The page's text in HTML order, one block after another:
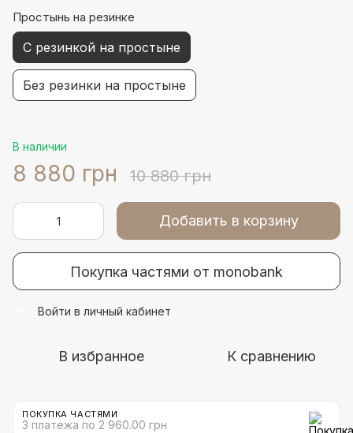
Простынь на резинке
С резинкой на простыне
Без резинки на простыне
В наличии
8 880 грн 10 880 грн
Добавить в корзину
Покупка частями от monobank
Войти в личный кабинет
В избранное К сравнению
ПОКУПКА ЧАСТЯМИ
3 платежа по 2 960.00 грн